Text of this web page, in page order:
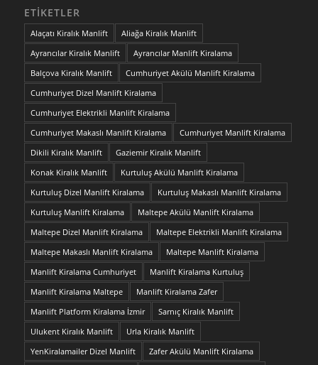
ETIKETLER
Alaçatı Kiralık Manlift
Aliağa Kiralık Manlift
Ayrancılar Kiralık Manlift
Ayrancılar Manlift Kiralama
Balçova Kiralık Manlift
Cumhuriyet Akülü Manlift Kiralama
Cumhuriyet Dizel Manlift Kiralama
Cumhuriyet Elektrikli Manlift Kiralama
Cumhuriyet Makaslı Manlift Kiralama
Cumhuriyet Manlift Kiralama
Dikili Kiralık Manlift
Gaziemir Kiralık Manlift
Konak Kiralık Manlift
Kurtuluş Akülü Manlift Kiralama
Kurtuluş Dizel Manlift Kiralama
Kurtuluş Makaslı Manlift Kiralama
Kurtuluş Manlift Kiralama
Maltepe Akülü Manlift Kiralama
Maltepe Dizel Manlift Kiralama
Maltepe Elektrikli Manlift Kiralama
Maltepe Makaslı Manlift Kiralama
Maltepe Manlift Kiralama
Manlift Kiralama Cumhuriyet
Manlift Kiralama Kurtuluş
Manlift Kiralama Maltepe
Manlift Kiralama Zafer
Manlift Platform Kiralama İzmir
Sarnıç Kiralık Manlift
Ulukent Kiralık Manlift
Urla Kiralık Manlift
YenKiralamailer Dizel Manlift
Zafer Akülü Manlift Kiralama